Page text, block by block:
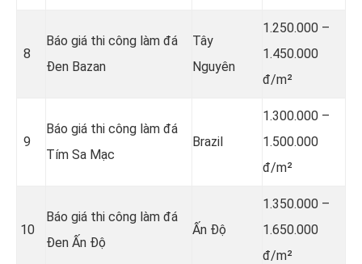
8
Báo giá thi công làm đá
Đen Bazan
Tây
Nguyên
1.250.000 –
1.450.000
đ/m²
9
Báo giá thi công làm đá
Tím Sa Mạc
Brazil
1.300.000 –
1.500.000
đ/m²
10
Báo giá thi công làm đá
Đen Ấn Độ
Ấn Độ
1.350.000 –
1.650.000
đ/m²